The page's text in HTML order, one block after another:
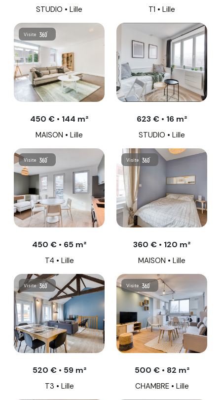
STUDIO • Lille T1 • Lille
Visite
450 € • 144 m²
MAISON • Lille
623 € • 16 m²
STUDIO • Lille
Visite
450 € • 65 m²
T4 • Lille
Visite
360 € • 120 m²
MAISON • Lille
Visite
520 € • 59 m²
T3 • Lille
Visite
500 € • 82 m²
CHAMBRE • Lille